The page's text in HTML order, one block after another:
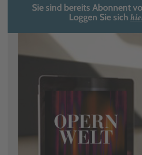
Sie sind bereits Abonnent
Loggen Sie sich